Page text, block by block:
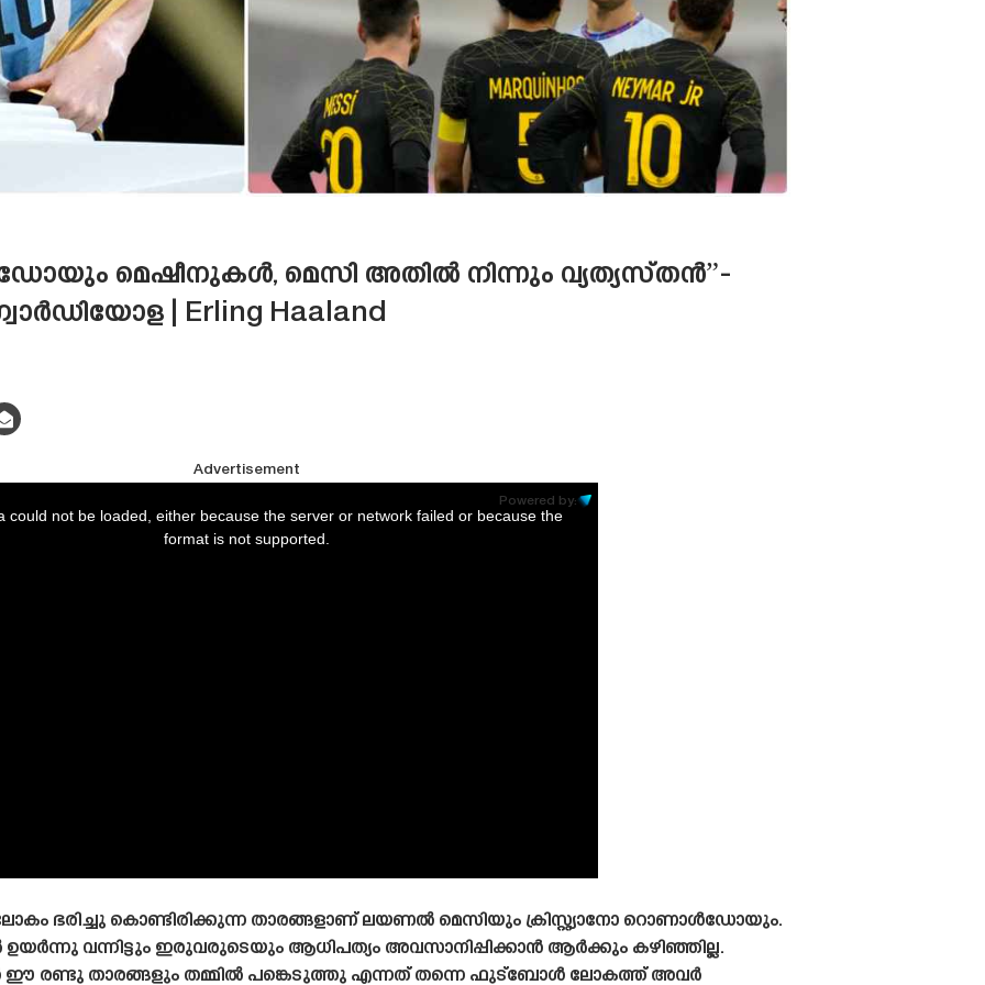
മെഷീനുകൾ, മെസി അതിൽ നിന്നും വ്യത്യസ്‌തൻ”-
| Erling Haaland
Advertisement
Powered by:
could not be loaded, either because the server or network failed or because the
format is not supported.
ഭരിച്ചു കൊണ്ടിരിക്കുന്ന താരങ്ങളാണ് ലയണൽ മെസിയും ക്രിസ്റ്റ്യാനോ റൊണാൾഡോയും.
ഉയർന്നു വന്നിട്ടും ഇരുവരുടെയും ആധിപത്യം അവസാനിപ്പിക്കാൻ ആർക്കും കഴിഞ്ഞില്ല.
ഈ രണ്ടു താരങ്ങളും തമ്മിൽ പങ്കെടുത്തു എന്നത് തന്നെ ഫുട്ബോൾ ലോകത്ത് അവർ